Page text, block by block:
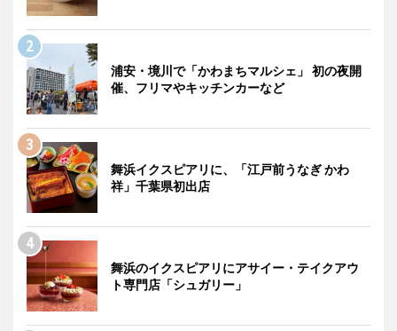
浦安・境川で「かわまちマルシェ」 初の夜開
催、フリマやキッチンカーなど
舞浜イクスピアリに、「江戸前うなぎ かわ
祥」千葉県初出店
舞浜のイクスピアリにアサイー・テイクアウ
ト専門店「シュガリー」